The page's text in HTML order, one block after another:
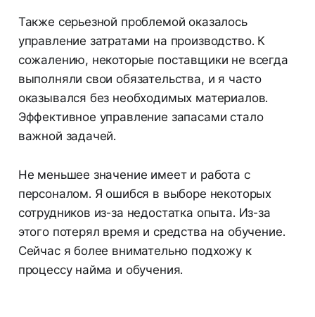
Также серьезной проблемой оказалось
управление затратами на производство. К
сожалению, некоторые поставщики не всегда
выполняли свои обязательства, и я часто
оказывался без необходимых материалов.
Эффективное управление запасами стало
важной задачей.
Не меньшее значение имеет и работа с
персоналом. Я ошибся в выборе некоторых
сотрудников из-за недостатка опыта. Из-за
этого потерял время и средства на обучение.
Сейчас я более внимательно подхожу к
процессу найма и обучения.